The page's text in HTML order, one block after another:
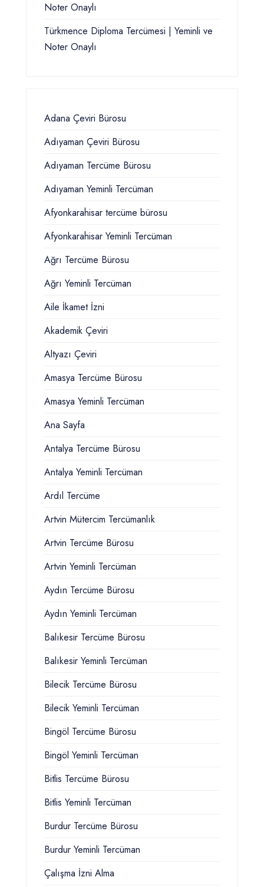
Noter Onaylı
Türkmence Diploma Tercümesi | Yeminli ve
Noter Onaylı
Adana Çeviri Bürosu
Adıyaman Çeviri Bürosu
Adıyaman Tercüme Bürosu
Adıyaman Yeminli Tercüman
Afyonkarahisar tercüme bürosu
Afyonkarahisar Yeminli Tercüman
Ağrı Tercüme Bürosu
Ağrı Yeminli Tercüman
Aile İkamet İzni
Akademik Çeviri
Altyazı Çeviri
Amasya Tercüme Bürosu
Amasya Yeminli Tercüman
Ana Sayfa
Antalya Tercüme Bürosu
Antalya Yeminli Tercüman
Ardıl Tercüme
Artvin Mütercim Tercümanlık
Artvin Tercüme Bürosu
Artvin Yeminli Tercüman
Aydın Tercüme Bürosu
Aydın Yeminli Tercüman
Balıkesir Tercüme Bürosu
Balıkesir Yeminli Tercüman
Bilecik Tercüme Bürosu
Bilecik Yeminli Tercüman
Bingöl Tercüme Bürosu
Bingöl Yeminli Tercüman
Bitlis Tercüme Bürosu
Bitlis Yeminli Tercüman
Burdur Tercüme Bürosu
Burdur Yeminli Tercüman
Çalışma İzni Alma